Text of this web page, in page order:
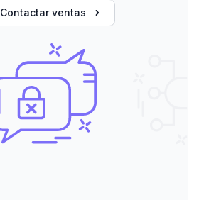
Contactar ventas